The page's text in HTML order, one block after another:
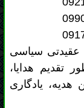
( امتیاز کل 0 توسط 0